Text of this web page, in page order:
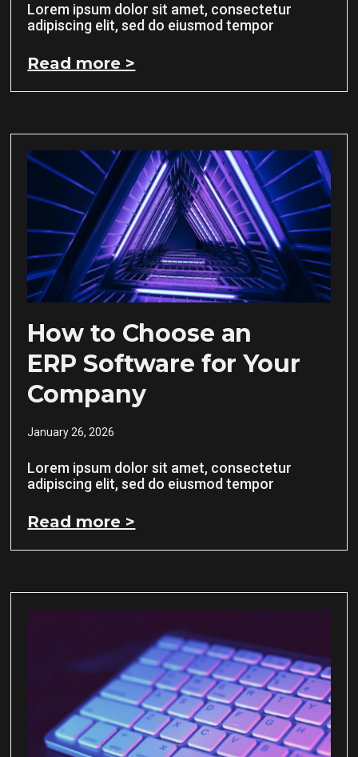
Lorem ipsum dolor sit amet, consectetur
adipiscing elit, sed do eiusmod tempor
Read more >
How to Choose an
ERP Software for Your
Company
January 26, 2026
Lorem ipsum dolor sit amet, consectetur
adipiscing elit, sed do eiusmod tempor
Read more >